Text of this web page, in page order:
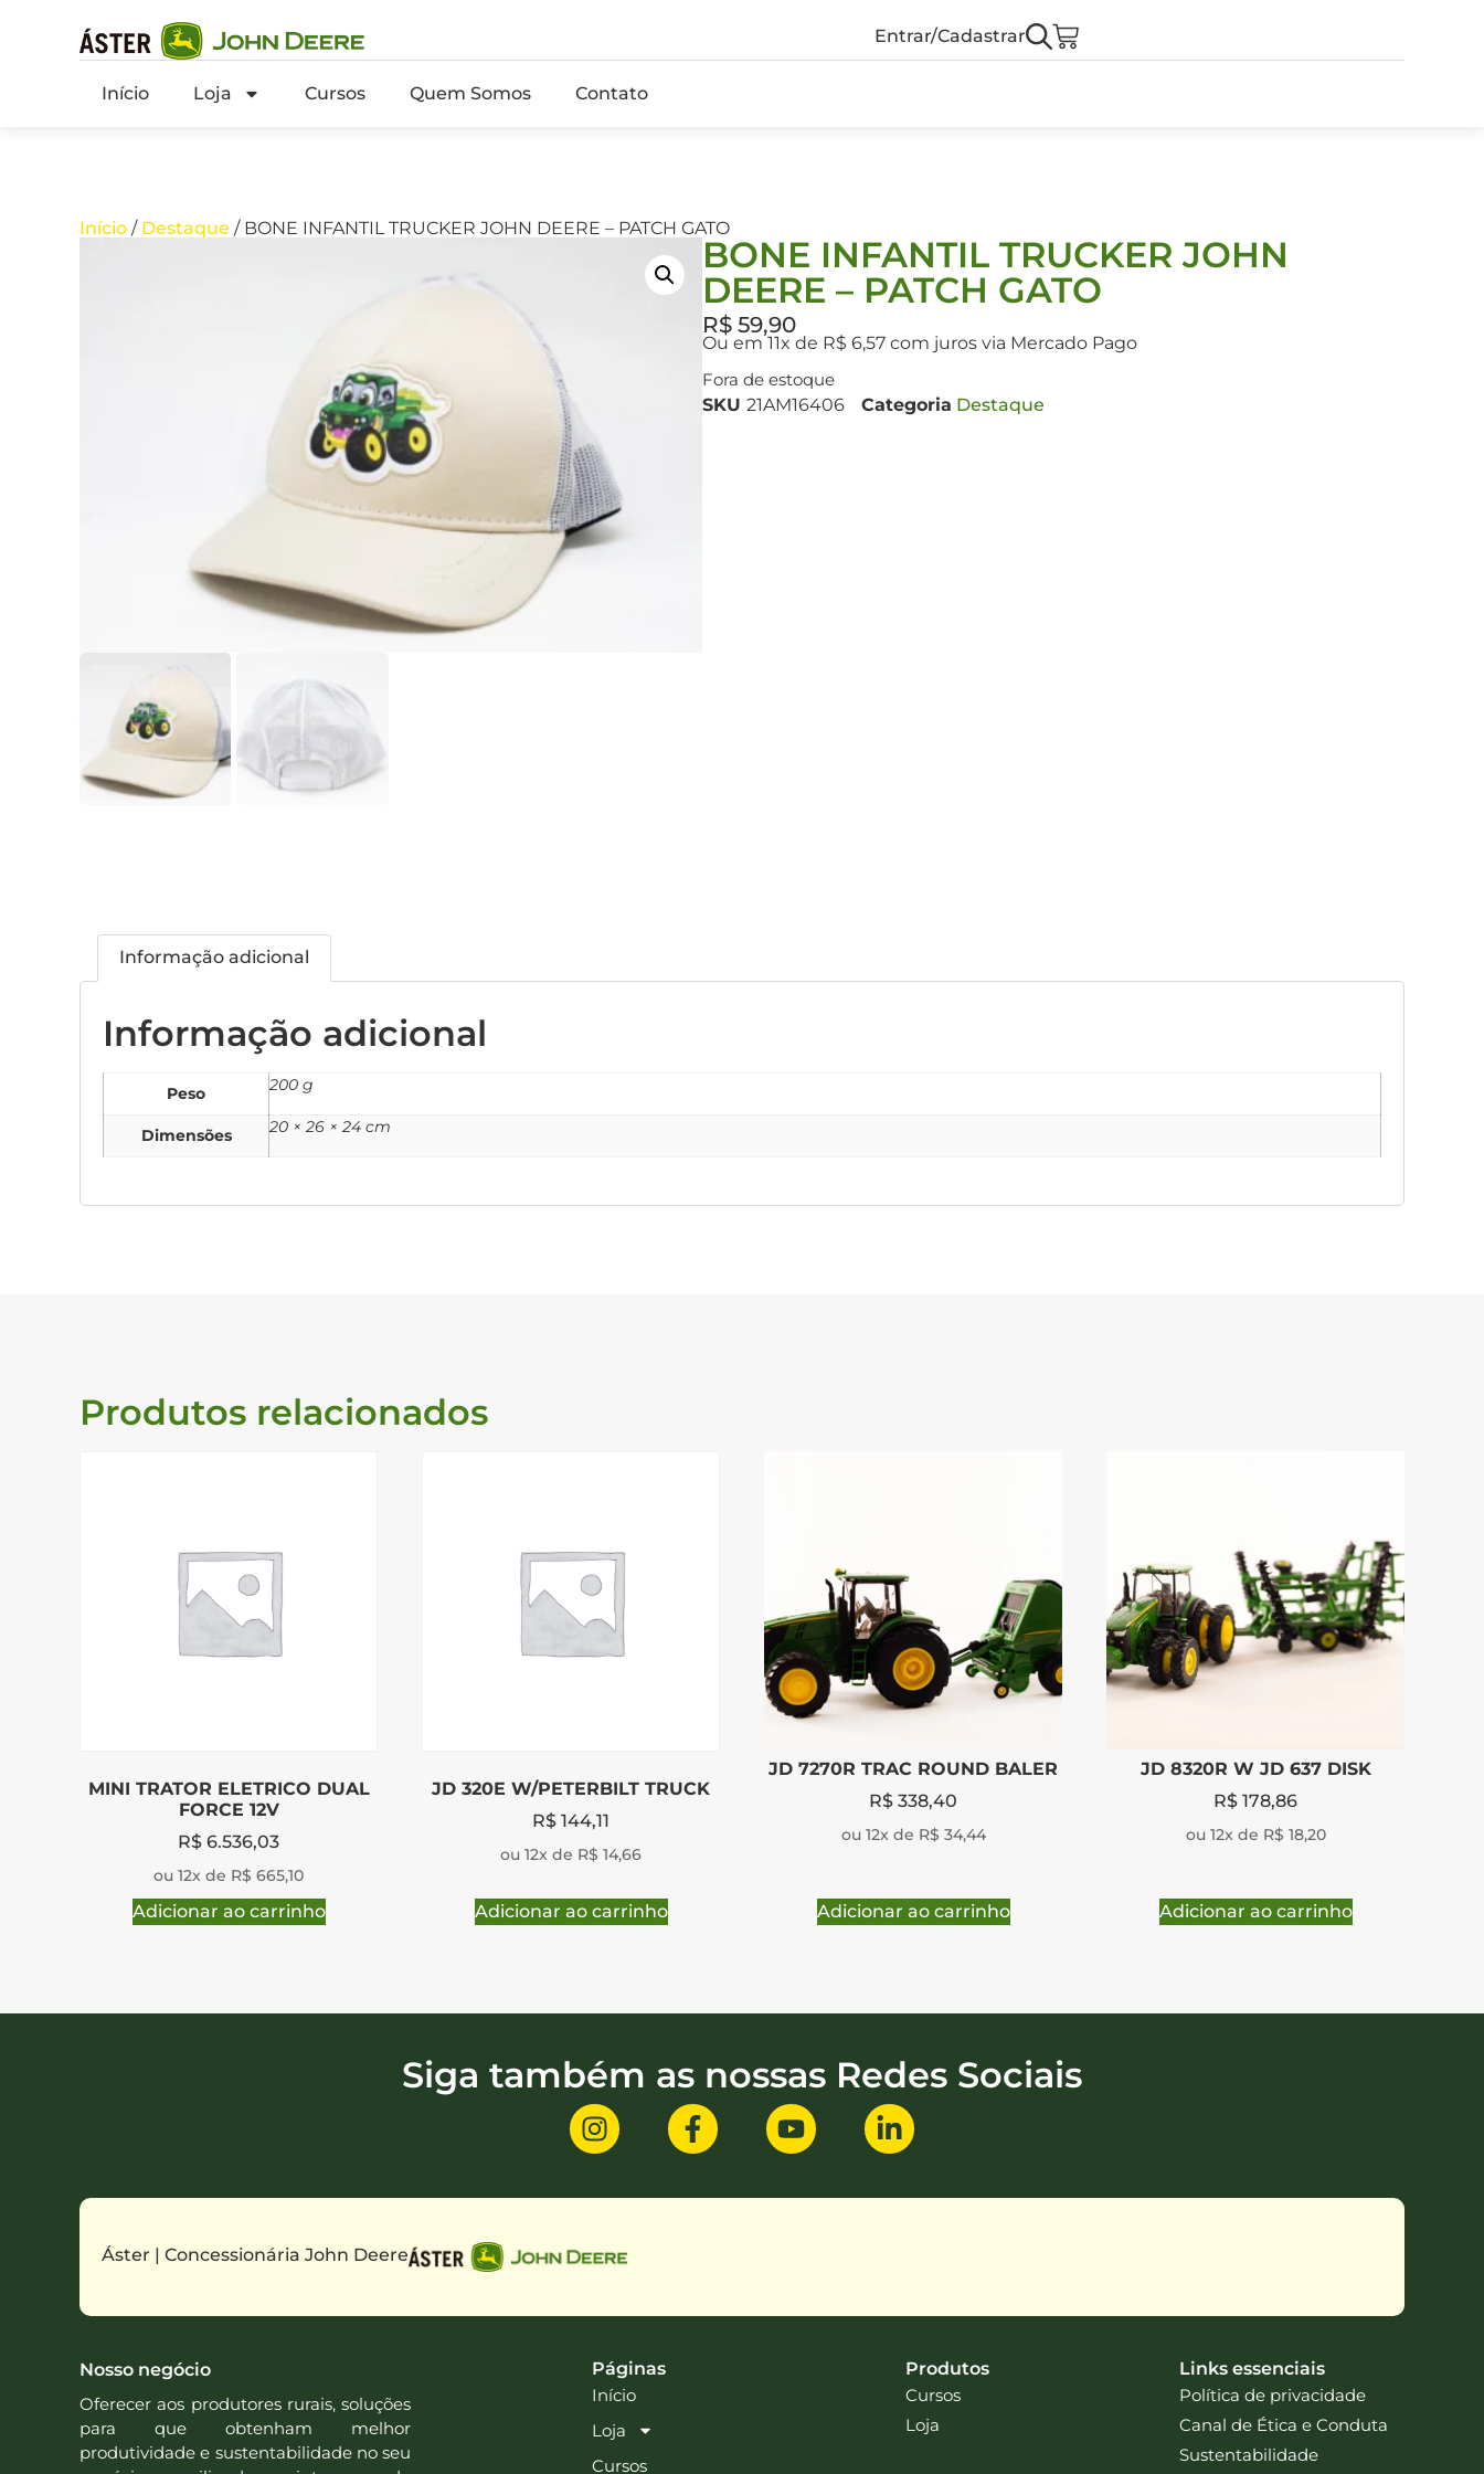
Entrar/Cadastrar
Início Loja Cursos Quem Somos Contato
Início / Destaque / BONE INFANTIL TRUCKER JOHN DEERE – PATCH GATO
BONE INFANTIL TRUCKER JOHN
DEERE – PATCH GATO
R$ 59,90
Ou em 11x de R$ 6,57 com juros via Mercado Pago
Fora de estoque
SKU 21AM16406 Categoria Destaque
Informação adicional
Informação adicional
Peso 200 g
Dimensões 20 × 26 × 24 cm
Produtos relacionados
MINI TRATOR ELETRICO DUAL
FORCE 12V
R$ 6.536,03
ou 12x de R$ 665,10
Adicionar ao carrinho
JD 320E W/PETERBILT TRUCK
R$ 144,11
ou 12x de R$ 14,66
Adicionar ao carrinho
JD 7270R TRAC ROUND BALER
R$ 338,40
ou 12x de R$ 34,44
Adicionar ao carrinho
JD 8320R W JD 637 DISK
R$ 178,86
ou 12x de R$ 18,20
Adicionar ao carrinho
Siga também as nossas Redes Sociais
Áster | Concessionária John Deere
Nosso negócio
Oferecer aos produtores rurais, soluções
para que obtenham melhor
produtividade e sustentabilidade no seu
Páginas
Início
Loja
Cursos
Produtos
Cursos
Loja
Links essenciais
Política de privacidade
Canal de Ética e Conduta
Sustentabilidade